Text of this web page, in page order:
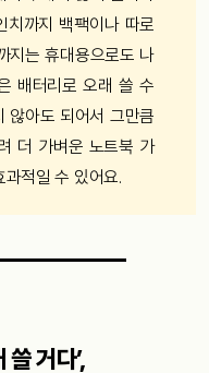
치까지 백팩이나 따로
지는 휴대용으로도 나
배터리로 오래 쓸 수
않아도 되어서 그만큼
더 가벼운 노트북 가
적일 수 있어요.
쓸 거다’,